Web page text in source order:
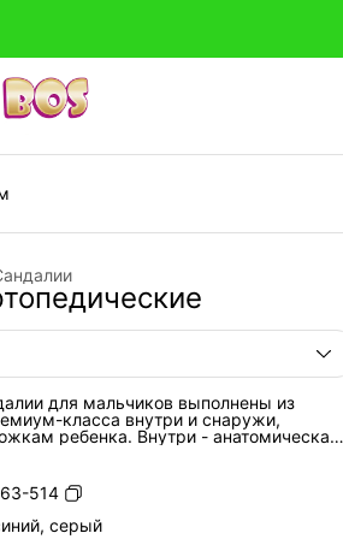
для мальчиков выполнены из
класса внутри и снаружи,
ребенка. Внутри - анатомическая
(подсводником). Жесткий
надежно фиксирует голеностоп, а
регулировать полноту детской
подойдут на любой тип детской
и прочная подошва с каблуком
514
серый